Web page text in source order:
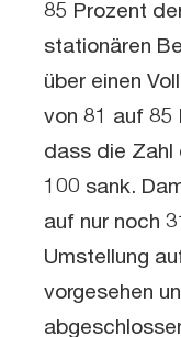
85 Prozent
stationären
über einen
von 81 auf 85
dass die Zahl
100 sank.
auf nur noch
Umstellung
vorgesehen